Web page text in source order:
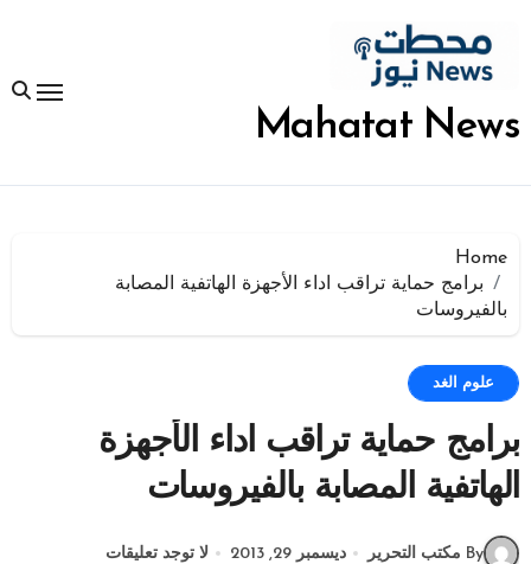
المحتوى
Mahatat News
Home
برامج حماية تراقب اداء الأجهزة الهاتفية المصابة
بالفيروسات
علوم الغد
برامج حماية تراقب اداء الأجهزة
الهاتفية المصابة بالفيروسات
By مكتب التحرير ديسمبر 29, 2013 لا توجد تعليقات